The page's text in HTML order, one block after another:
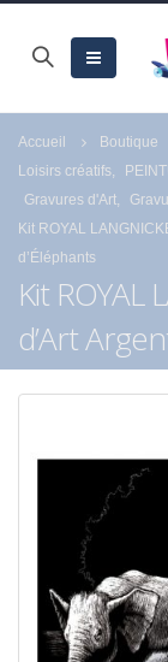
Accueil
Boutique
Loisirs créatifs
Gravures d'Art
Kit ROYAL
d’Éléphants
Kit ROYAL
d’Art